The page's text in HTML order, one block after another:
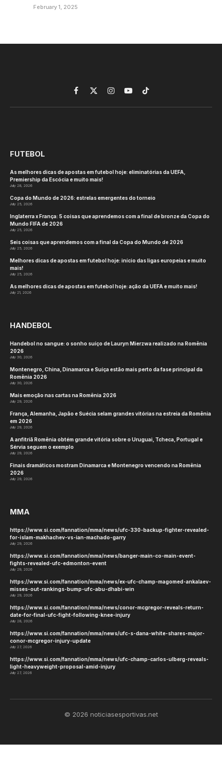
February 1, 2025
Facebook
X
(Twitter)
InstagramYouTubeTikTok
FUTEBOL
As melhores dicas de apostas em futebol hoje: eliminatórias da UEFA,
Premiership da Escócia e muito mais!
July 28, 2026
Copa do Mundo de 2026: estrelas emergentes do torneio
July 25, 2026
Inglaterra x França: 5 coisas que aprendemos com a final de bronze da Copa do
Mundo FIFA de 2026
July 25, 2026
Seis coisas que aprendemos com a final da Copa do Mundo de 2026
July 25, 2026
Melhores dicas de apostas em futebol hoje: início das ligas europeias e muito
mais!
July 25, 2026
As melhores dicas de apostas em futebol hoje: ação da UEFA e muito mais!
July 21, 2026
HANDEBOL
Handebol no sangue: o sonho suíço de Lauryn Mierzwa realizado na Romênia
2026
July 30, 2026
Montenegro, China, Dinamarca e Suíça estão mais perto da fase principal da
Romênia 2026
July 30, 2026
Mais emoção nas cartas na Romênia 2026
July 29, 2026
França, Alemanha, Japão e Suécia selam grandes vitórias na estreia da Romênia
em 2026
July 29, 2026
A anfitriã Romênia obtém grande vitória sobre o Uruguai, Tcheca, Portugal e
Sérvia seguem o exemplo
July 29, 2026
Finais dramáticos mostram Dinamarca e Montenegro vencendo na Romênia
2026
July 29, 2026
MMA
https://www.si.com/fannation/mma/news/ufc-330-backup-fighter-revealed-
for-islam-makhachev-vs-ian-machado-garry
July 29, 2026
https://www.si.com/fannation/mma/news/banger-main-co-main-event-
fights-revealed-ufc-edmonton-event
July 29, 2026
https://www.si.com/fannation/mma/news/ex-ufc-champ-magomed-ankalaev-
misses-out-rankings-bump-ufc-abu-dhabi-win
July 29, 2026
https://www.si.com/fannation/mma/news/conor-mcgregor-reveals-return-
date-for-final-ufc-fight-following-knee-injury
July 28, 2026
https://www.si.com/fannation/mma/news/ufc-s-dana-white-shares-major-
conor-mcgregor-injury-update
July 27, 2026
https://www.si.com/fannation/mma/news/ufc-champ-carlos-ulberg-reveals-
light-heavyweight-proposal-amid-injury
July 27, 2026
© 2026 noticiasesportivas.net